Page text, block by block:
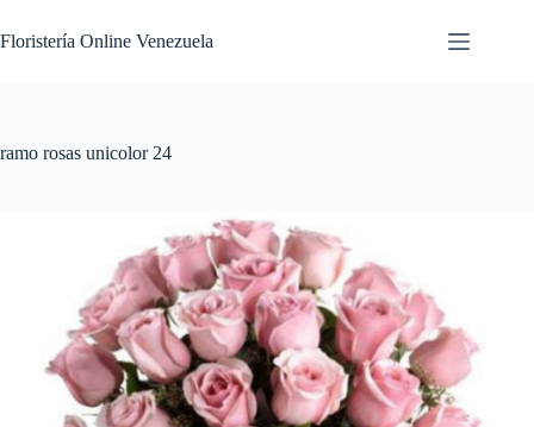
Floristería Online Venezuela
ramo rosas unicolor 24